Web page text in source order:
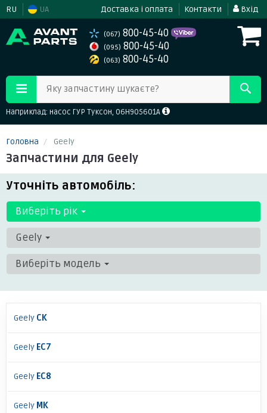
RU UA Доставка і оплата Контакти Вхід
(067) 800-45-40
(095) 800-45-40
(063) 800-45-40
Яку запчастину шукаєте?
Наприклад: насос ГУР Туксон, 06H905601A
Головна Geely
Запчастини для Geely
Уточніть автомобіль:
Виберіть рік
Geely
Виберіть модель
Geely CK
Geely EC7
Geely EC8
Geely MK